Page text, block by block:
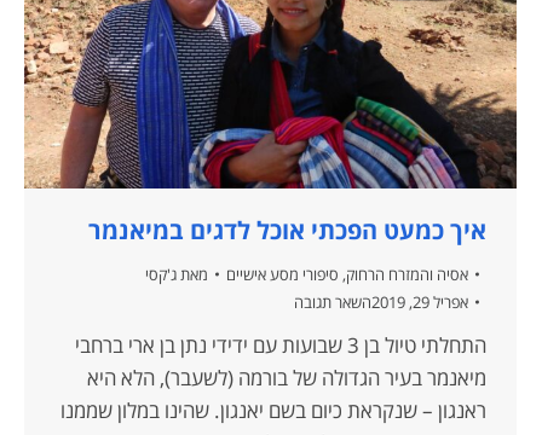
איך כמעט הפכתי אוכל לדגים במיאנמר
אסיה והמזרח הרחוק, סיפורי מסע אישיים מאת ג'קסי
אפריל 29, 2019
השאר תגובה
התחלתי טיול בן 3 שבועות עם ידידי נתן בן ארי ברחבי
מיאנמר בעיר הגדולה של בורמה (לשעבר), הלא היא
ראנגון – שנקראת כיום בשם יאנגון. שהינו במלון שממנו